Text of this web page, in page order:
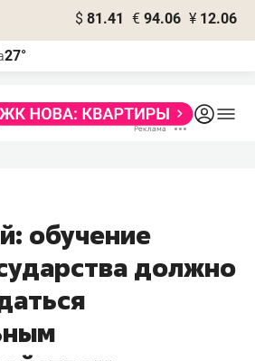
$ 81.41 € 94.06 ¥ 12.06
27°
обучение
должно